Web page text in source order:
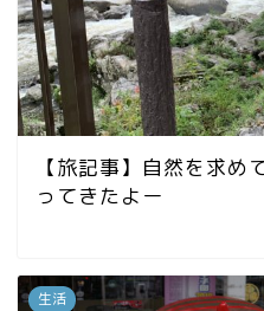
【旅記事】自然を求め
ってきたよー
生活